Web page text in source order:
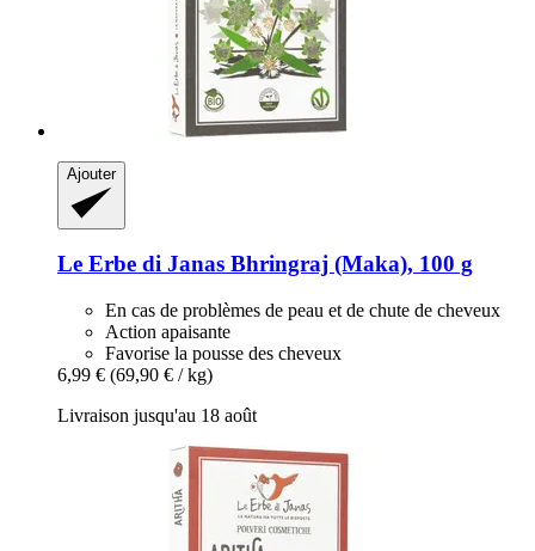
Ajouter
Le Erbe di Janas Bhringraj (Maka), 100 g
En cas de problèmes de peau et de chute de cheveux
Action apaisante
Favorise la pousse des cheveux
6,99 € (69,90 € / kg)
Livraison jusqu'au 18 août